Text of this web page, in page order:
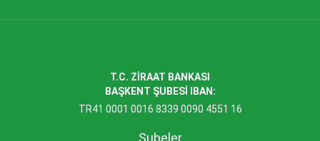
T.C. ZİRAAT BANKASI
BAŞKENT ŞUBESİ IBAN:
TR41 0001 0016 8339 0090 4551 16
Şubeler